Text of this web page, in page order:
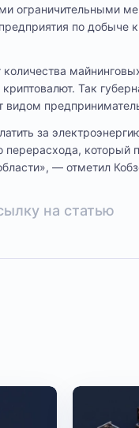
ограничительными
по добыче
Так
видом
за
перерасхода,
— отметил
на статью